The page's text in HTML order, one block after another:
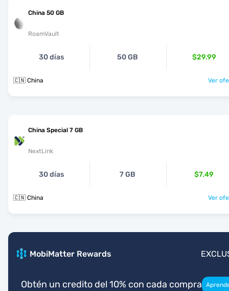
China 50 GB
RoamVault
30 días 50 GB $29.99
🇨🇳 China Ver
China Special 7 GB
NextLink
30 días 7 GB $7.49
🇨🇳 China Ver
MobiMatter Rewards
Obtén un credito del 10% con cada compra